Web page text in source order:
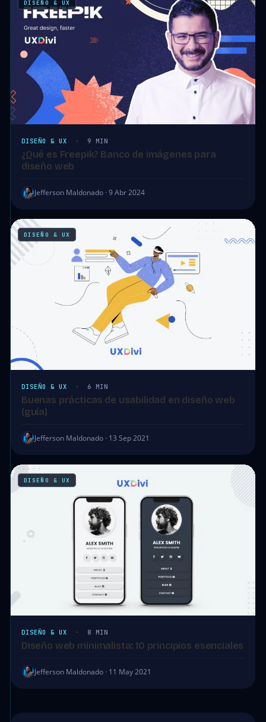
DISEÑO & UX
DISEÑO & UX · 9 MIN
¿Qué es Freepik? Banco de imágenes para
diseño web
Jefferson Maldonado · 9 Abr 2024
DISEÑO & UX
DISEÑO & UX · 6 MIN
Buenas prácticas de usabilidad en diseño web
(guía)
Jefferson Maldonado · 13 Sep 2021
DISEÑO & UX
DISEÑO & UX · 8 MIN
Diseño web minimalista: 10 principios esenciales
Jefferson Maldonado · 11 May 2021